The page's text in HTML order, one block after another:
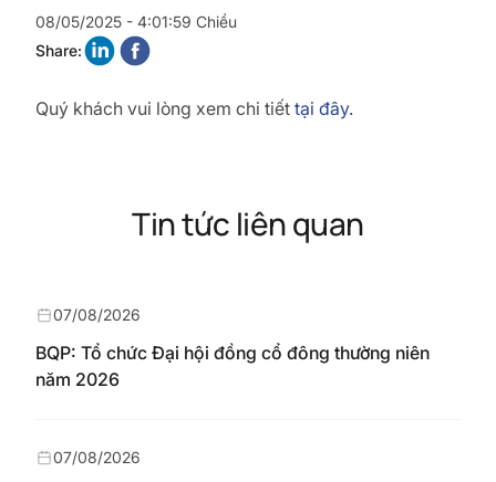
08/05/2025 - 4:01:59 Chiều
Share:
Quý khách vui lòng xem chi tiết tại đây.
Tin tức liên quan
BQP: Tổ chức Đại hội đồng cổ đông thường niên
năm 2026
07/08/2026
07/08/2026